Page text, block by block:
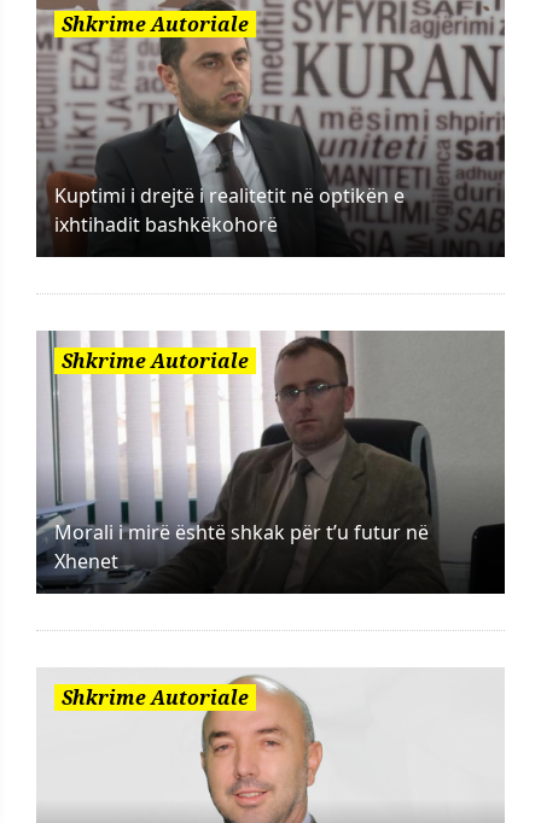
Shkrime Autoriale
Kuptimi i drejtë i realitetit në optikën e
ixhtihadit bashkëkohorë
Shkrime Autoriale
Morali i mirë është shkak për t’u futur në
Xhenet
Shkrime Autoriale